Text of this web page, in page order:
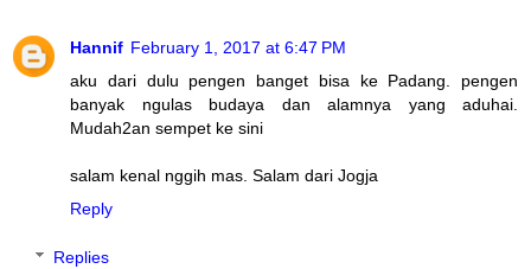
Hannif February 1, 2017 at 6:47 PM
aku dari dulu pengen banget bisa ke Padang. pengen
banyak ngulas budaya dan alamnya yang aduhai.
Mudah2an sempet ke sini
salam kenal nggih mas. Salam dari Jogja
Reply
Replies